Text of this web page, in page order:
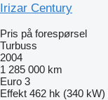
Irizar Century
Pris på forespørsel
Turbuss
2004
1 285 000 km
Euro 3
Effekt 462 hk (340 kW)